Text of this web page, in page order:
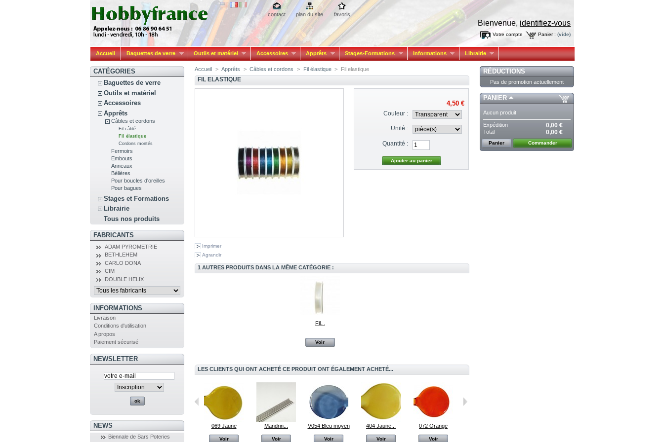
contact plan du site favoris
Bienvenue, identifiez-vous
Panier : (vide)
Votre compte
Accueil Baguettes de verre Outils et matériel Accessoires Apprêts Stages-Formations Informations Librairie
CATÉGORIES
Baguettes de verre
Outils et matériel
Accessoires
Apprêts
Câbles et cordons
Fil câblé
Fil élastique
Cordons montés
Fermoirs
Embouts
Anneaux
Bélières
Pour boucles d'oreilles
Pour bagues
Stages et Formations
Librairie
Tous nos produits
FABRICANTS
ADAM PYROMETRIE
BETHLEHEM
CARLO DONA
CIM
DOUBLE HELIX
INFORMATIONS
Livraison
Conditions d'utilisation
A propos
Paiement sécurisé
NEWSLETTER
NEWS
Biennale de Sars Poteries
Accueil > Apprêts > Câbles et cordons > Fil élastique > Fil elastique
FIL ELASTIQUE
Imprimer
Agrandir
4,50 €
Couleur :
Unité :
Quantité :
1 AUTRES PRODUITS DANS LA MÊME CATÉGORIE :
Fil...
Voir
LES CLIENTS QUI ONT ACHETÉ CE PRODUIT ONT ÉGALEMENT ACHETÉ...
Terra 3
Voir Voir
069 Jaune
Voir
Mandrin...
Voir
V054 Bleu moyen
Voir
404 Jaune...
Voir
072 Orange
Voir
RÉDUCTIONS
Pas de promotion actuellement
PANIER
Aucun produit
Expédition 0,00 €
Total 0,00 €
Panier Commander